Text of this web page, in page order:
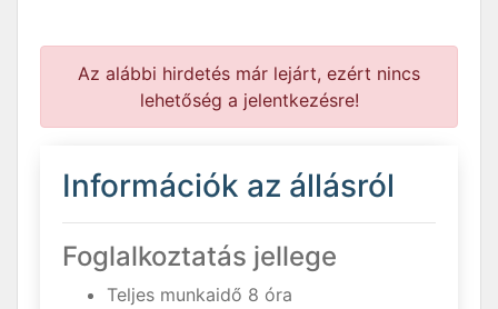
Az alábbi hirdetés már lejárt, ezért nincs
lehetőség a jelentkezésre!
Információk az állásról
Foglalkoztatás jellege
Teljes munkaidő 8 óra